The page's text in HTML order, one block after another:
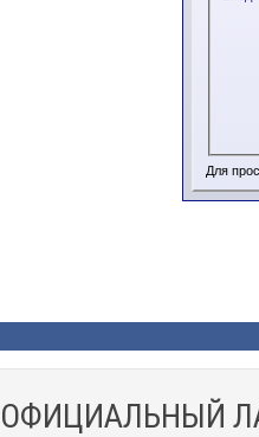
Для
ОФИЦИАЛЬНЫЙ